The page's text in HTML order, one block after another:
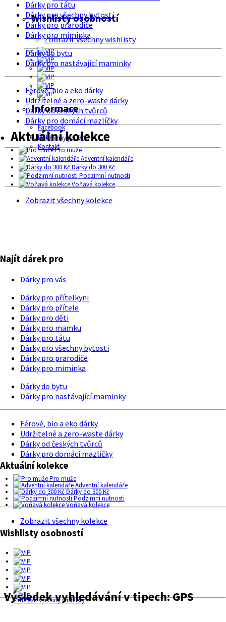
Wishlisty osobností
Zobrazit všechny wishlisty
Informace
Facebook
O nás
Podmínky použití
Kontakt
Dárky pro tátu
Dárky pro všechny bytosti
Dárky pro prarodiče
Dárky pro miminka
Dárky do bytu
Dárky pro nastávající maminky
Férové, bio a eko dárky
Udržitelné a zero-waste dárky
Dárky od českých tvůrců
Dárky pro domácí mazlíčky
Aktuální kolekce
Pro muže
Adventní kalendáře
Dárky do 300 Kč
Podzimní nutnosti
Voňavá kolekce
Zobrazit všechny kolekce
Najít dárek pro
Dárky pro vás
Dárky pro přítelkyni
Dárky pro přítele
Dárky pro děti
Dárky pro mamku
Dárky pro tátu
Dárky pro všechny bytosti
Dárky pro prarodiče
Dárky pro miminka
Dárky do bytu
Dárky pro nastávající maminky
Férové, bio a eko dárky
Udržitelné a zero-waste dárky
Dárky od českých tvůrců
Dárky pro domácí mazlíčky
Aktuální kolekce
Pro muže
Adventní kalendáře
Dárky do 300 Kč
Podzimní nutnosti
Voňavá kolekce
Zobrazit všechny kolekce
Wishlisty osobností
Zobrazit všechny wishlisty
Výsledek vyhledávání v tipech:GPS